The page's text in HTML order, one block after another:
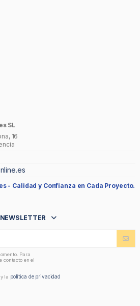
SL
16
- Calidad y Confianza en Cada Proyecto.
Para
contacto en el
y la política de privacidad